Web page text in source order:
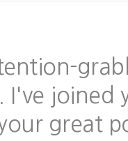
I've joined
great